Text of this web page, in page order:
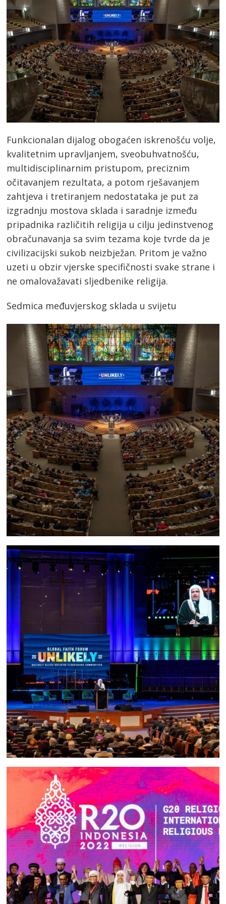
Funkcionalan dijalog obogaćen iskrenošću volje,
kvalitetnim upravljanjem, sveobuhvatnošću,
multidisciplinarnim pristupom, preciznim
očitavanjem rezultata, a potom rješavanjem
zahtjeva i tretiranjem nedostataka je put za
izgradnju mostova sklada i saradnje između
pripadnika različitih religija u cilju jedinstvenog
obračunavanja sa svim tezama koje tvrde da je
civilizacijski sukob neizbježan. Pritom je važno
uzeti u obzir vjerske specifičnosti svake strane i
ne omalovažavati sljedbenike religija.
Sedmica međuvjerskog sklada u svijetu